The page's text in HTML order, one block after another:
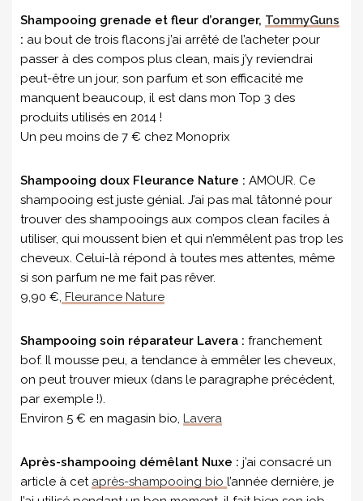
Shampooing grenade et fleur d’oranger, TommyGuns
: au bout de trois flacons j’ai arrêté de l’acheter pour
passer à des compos plus clean, mais j’y reviendrai
peut-être un jour, son parfum et son efficacité me
manquent beaucoup, il est dans mon Top 3 des
produits utilisés en 2014 !
Un peu moins de 7 € chez Monoprix
Shampooing doux Fleurance Nature : AMOUR. Ce
shampooing est juste génial. J’ai pas mal tâtonné pour
trouver des shampooings aux compos clean faciles à
utiliser, qui moussent bien et qui n’emmêlent pas trop les
cheveux. Celui-là répond à toutes mes attentes, même
si son parfum ne me fait pas rêver.
9,90 €, Fleurance Nature
Shampooing soin réparateur Lavera : franchement
bof. Il mousse peu, a tendance à emmêler les cheveux,
on peut trouver mieux (dans le paragraphe précédent,
par exemple !).
Environ 5 € en magasin bio, Lavera
Après-shampooing démêlant Nuxe : j’ai consacré un
article à cet après-shampooing bio l’année dernière, je